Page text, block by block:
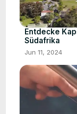
Entdecke
Südafrika
Jun 11, 2024